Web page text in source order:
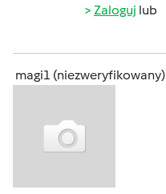
Zaloguj lub
magi1 (niezweryfikowany)